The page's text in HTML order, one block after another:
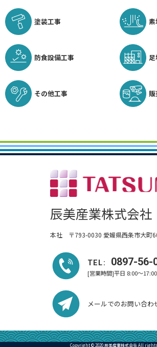
塗装工事 素
防食設備工事 足
その他工事
辰美産業株式会社
本社 〒793-0030 愛媛県西条市大町
TEL: 0897-56-
[営業時間]平日 8:00～17:00
メールでのお問い合わ
Copyright © 2020 辰美産業株式会社 All